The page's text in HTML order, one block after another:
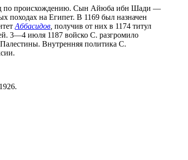
по происхождению. Сын Айюба ибн Шади —
походах на Египет. В 1169 был назначен
Аббасидов получив от них в 1174 титул
3—4 июля 1187 войско С. разгромило
Внутренняя политика С.